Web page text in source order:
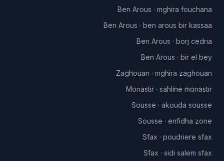
Ben Arous · mghira fouchana
Ben Arous · ben arous bir kassaa
Ben Arous · borj cedria
Ben Arous · bir el bey
Zaghouan · mghira zaghouan
Monastir · sahline monastir
Sousse · akouda sousse
Sousse · enfidha zone
Sfax · poudriere sfax
Sfax · sidi salem sfax